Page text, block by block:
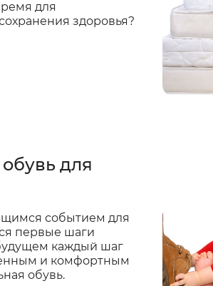
для
здоровья?
для
событием для
первые шаги
каждый шаг
и комфортным
обувь.
и